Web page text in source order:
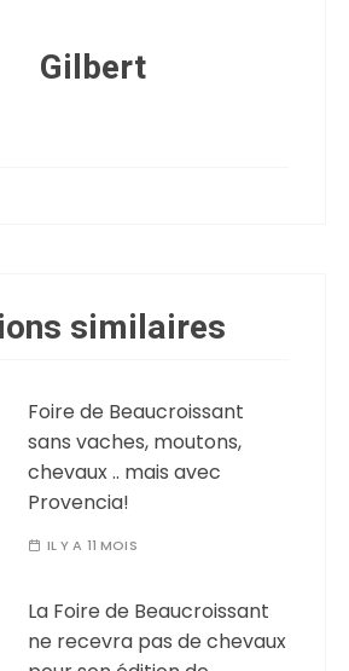
Gilbert
similaires
Foire de Beaucroissant
sans vaches, moutons,
chevaux .. mais avec
Provencia!
IL Y A 11 MOIS
La Foire de Beaucroissant
ne recevra pas de chevaux